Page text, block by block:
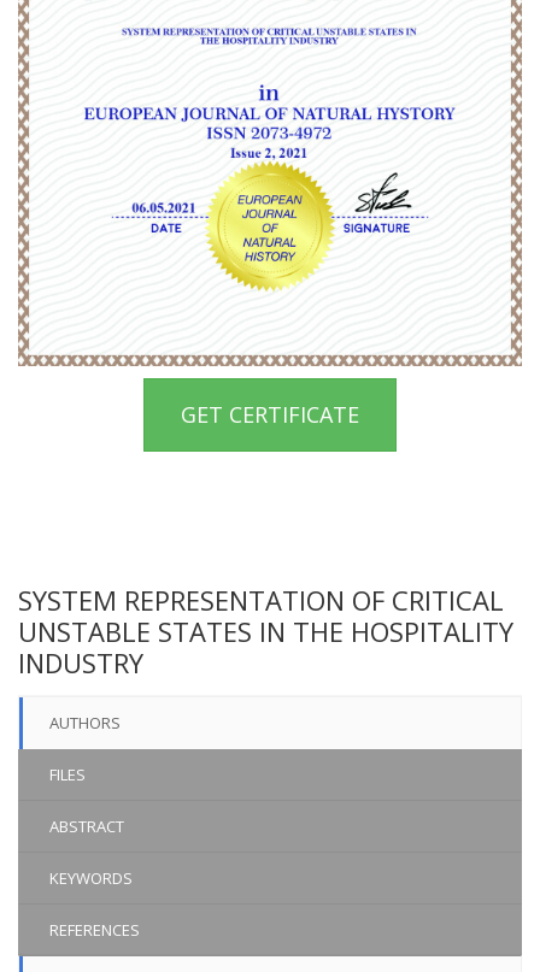
GET CERTIFICATE
SYSTEM REPRESENTATION OF CRITICAL
UNSTABLE STATES IN THE HOSPITALITY
INDUSTRY
AUTHORS
FILES
ABSTRACT
KEYWORDS
REFERENCES